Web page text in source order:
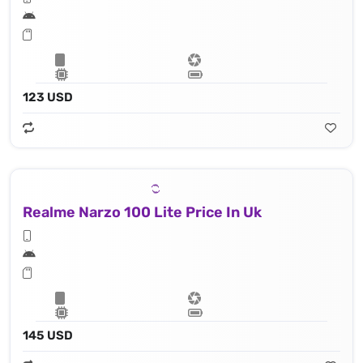
123 USD
Realme Narzo 100 Lite Price In Uk
145 USD